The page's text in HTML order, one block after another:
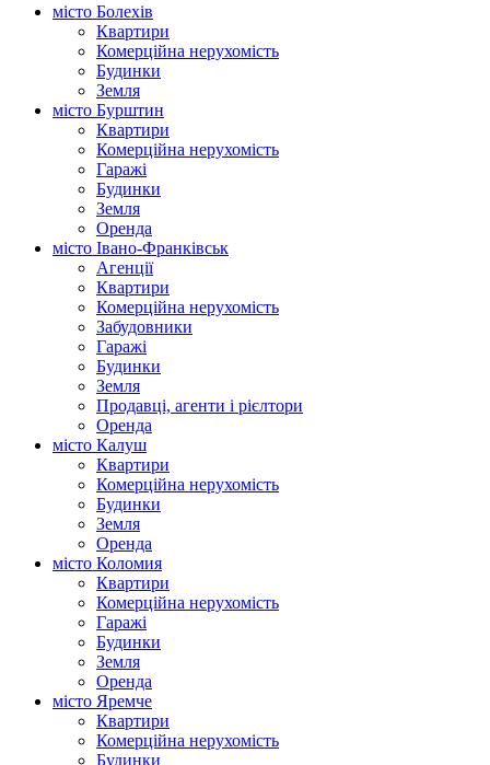
місто Болехів
Квартири
Комерційна нерухомість
Будинки
Земля
місто Бурштин
Квартири
Комерційна нерухомість
Гаражі
Будинки
Земля
Оренда
місто Івано-Франківськ
Агенції
Квартири
Комерційна нерухомість
Забудовники
Гаражі
Будинки
Земля
Продавці, агенти і рієлтори
Оренда
місто Калуш
Квартири
Комерційна нерухомість
Будинки
Земля
Оренда
місто Коломия
Квартири
Комерційна нерухомість
Гаражі
Будинки
Земля
Оренда
місто Яремче
Квартири
Комерційна нерухомість
Будинки